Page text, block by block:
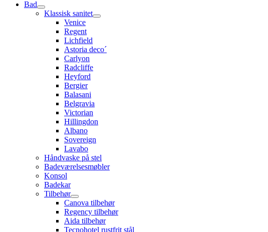
Bad
Klassisk sanitet
Venice
Regent
Lichfield
Astoria deco´
Carlyon
Radcliffe
Heyford
Bergier
Balasani
Belgravia
Victorian
Hillingdon
Albano
Sovereign
Lavabo
Håndvaske på stel
Badeværelsesmøbler
Konsol
Badekar
Tilbehør
Canova tilbehør
Regency tilbehør
Aida tilbehør
Tecnohotel rustfrit stål